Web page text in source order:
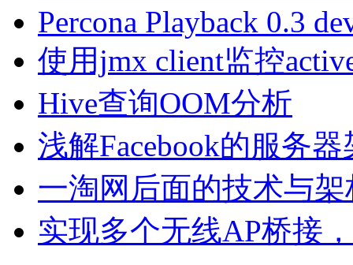
Percona Playback 0.3
使用jmx client监控
Hive查询OOM分析
浅解Facebook的服务器
一淘网后面的技术与架
实现多个无线AP桥接